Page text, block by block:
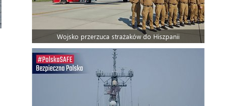
Wojsko przerzuca strażaków do Hiszpanii